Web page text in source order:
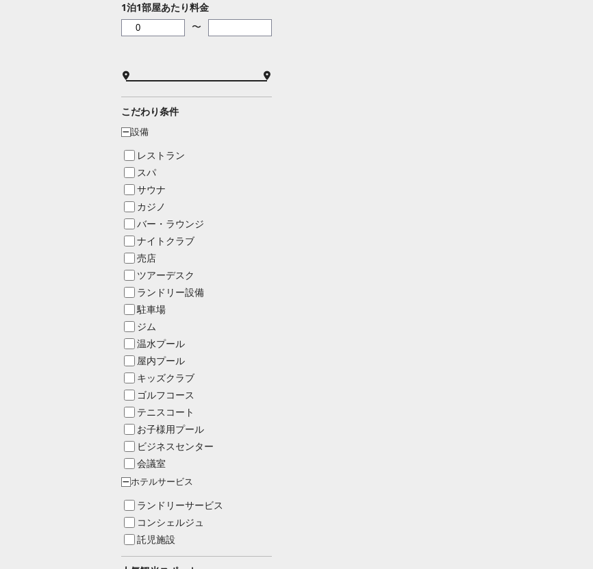
1泊1部屋あたり料金
〜
こだわり条件
ー
設備
レストラン
スパ
サウナ
カジノ
バー・ラウンジ
ナイトクラブ
売店
ツアーデスク
ランドリー設備
駐車場
ジム
温水プール
屋内プール
キッズクラブ
ゴルフコース
テニスコート
お子様用プール
ビジネスセンター
会議室
ー
ホテルサービス
ランドリーサービス
コンシェルジュ
託児施設